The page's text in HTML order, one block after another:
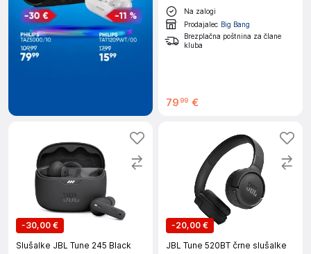
Na zalogi
Prodajalec Big Bang
Brezplačna poštnina za člane
kluba
79 99 €
-30,00 €
Slušalke JBL Tune 245 Black
-20,00 €
JBL Tune 520BT črne slušalke